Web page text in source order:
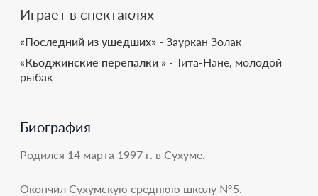
Играет в спектаклях
«Последний из ушедших» - Зауркан Золак
«Кьоджинские перепалки » - Тита-Нане, молодой
рыбак
Биография
Родился 14 марта 1997 г. в Сухуме.
Окончил Сухумскую среднюю школу №5.